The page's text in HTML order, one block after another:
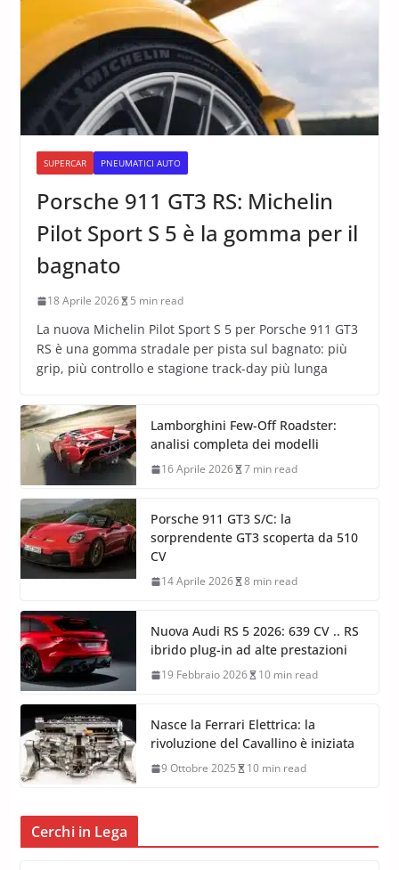
SUPERCAR PNEUMATICI AUTO
Porsche 911 GT3 RS: Michelin
Pilot Sport S 5 è la gomma per il
bagnato
18 Aprile 2026 5 min read
La nuova Michelin Pilot Sport S 5 per Porsche 911 GT3
RS è una gomma stradale per pista sul bagnato: più
grip, più controllo e stagione track-day più lunga
Lamborghini Few-Off Roadster:
analisi completa dei modelli
16 Aprile 2026 7 min read
Porsche 911 GT3 S/C: la
sorprendente GT3 scoperta da 510
CV
14 Aprile 2026 8 min read
Nuova Audi RS 5 2026: 639 CV .. RS
ibrido plug-in ad alte prestazioni
19 Febbraio 2026 10 min read
Nasce la Ferrari Elettrica: la
rivoluzione del Cavallino è iniziata
9 Ottobre 2025 10 min read
Cerchi in Lega